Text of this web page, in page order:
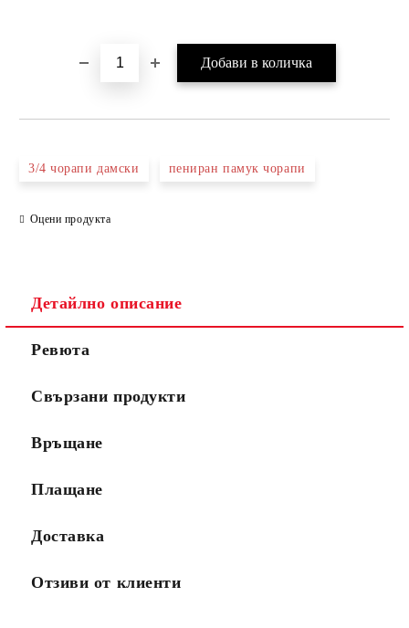
3/4 чорапи дамски пениран памук чорапи
Оцени продукта
Детайлно описание
Ревюта
Свързани продукти
Връщане
Плащане
Доставка
Отзиви от клиенти